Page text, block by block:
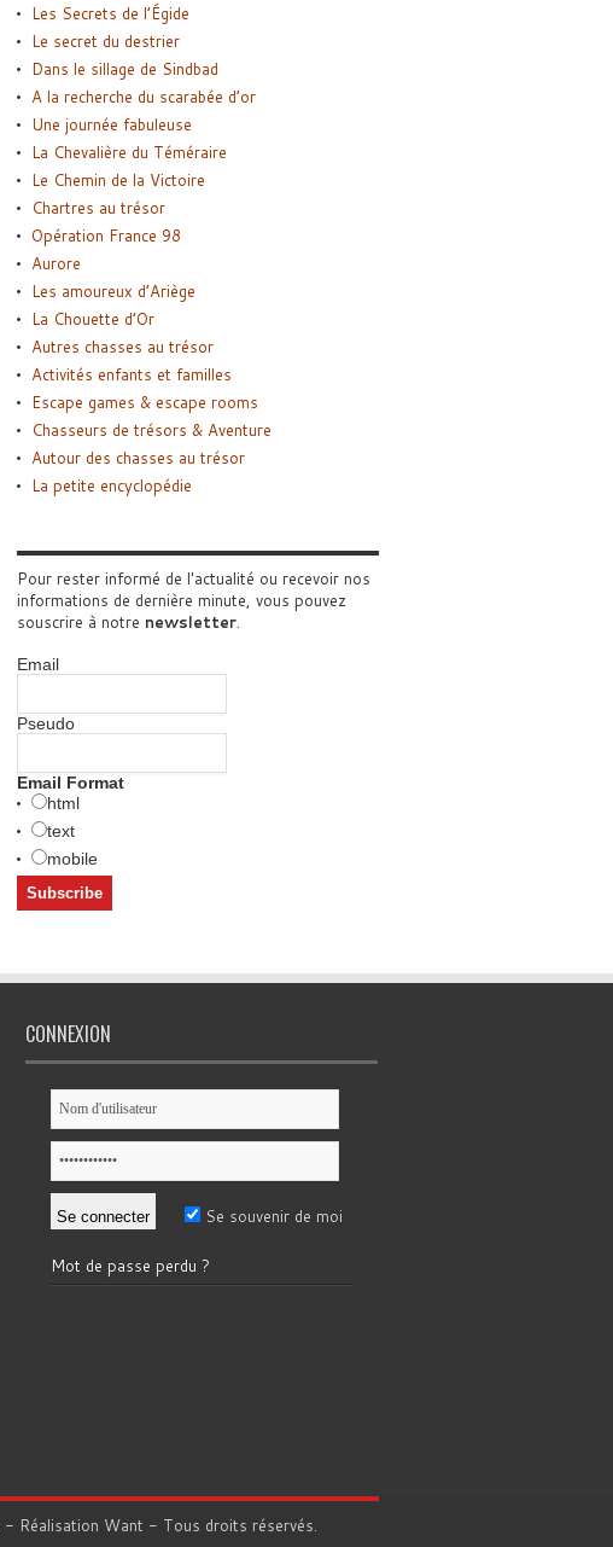
Les Secrets de l’Égide
Le secret du destrier
Dans le sillage de Sindbad
A la recherche du scarabée d’or
Une journée fabuleuse
La Chevalière du Téméraire
Le Chemin de la Victoire
Chartres au trésor
Opération France 98
Aurore
Les amoureux d’Ariège
La Chouette d’Or
Autres chasses au trésor
Activités enfants et familles
Escape games & escape rooms
Chasseurs de trésors & Aventure
Autour des chasses au trésor
La petite encyclopédie
Pour rester informé de l'actualité ou recevoir nos
informations de dernière minute, vous pouvez
souscrire à notre newsletter.
Email
Pseudo
Email Format
html
text
mobile
CONNEXION
Se souvenir de moi
Mot de passe perdu ?
- Réalisation Want - Tous droits réservés.